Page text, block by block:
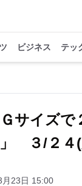
ビジネス テッ
サイズ
３/２４(
月23日 15:00